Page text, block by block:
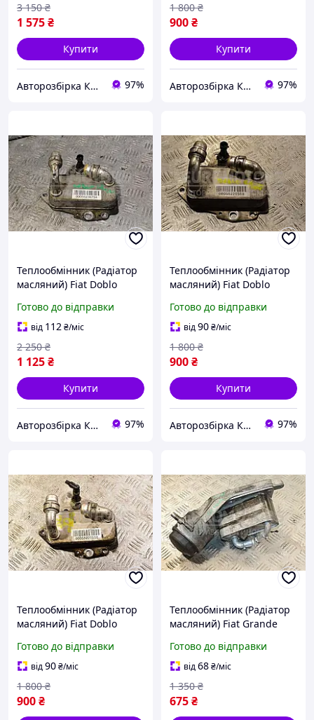
1 575₴
3 150 ₴
Купити
Авторозбірка Київ б/у автозапчастини 97%
900₴
1 800 ₴
Купити
Авторозбірка Київ б/у автозапчастини 97%
Теплообмінник (Радіатор
масляний) Fiat Doblo
349827
Готово до відправки
від 112₴/міс
1 125₴
2 250 ₴
Купити
Авторозбірка Київ б/у автозапчастини 97%
Теплообмінник (Радіатор
масляний) Fiat Doblo
351182
Готово до відправки
від90₴/міс
900₴
1 800 ₴
Купити
Авторозбірка Київ б/у автозапчастини 97%
Теплообмінник (Радіатор
масляний) Fiat Doblo
351601
Готово до відправки
від90₴/міс
900₴
1 800 ₴
Теплообмінник (Радіатор
масляний) Fiat Grande
Готово до відправки
від68₴/міс
675₴
1 350 ₴